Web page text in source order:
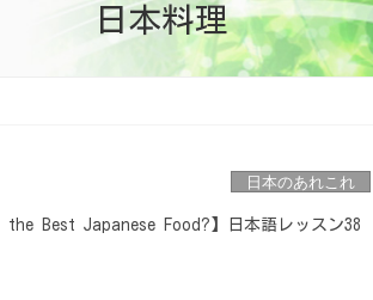
日本料理
日本のあれこれ
the Best Japanese Food?】日本語レッスン38